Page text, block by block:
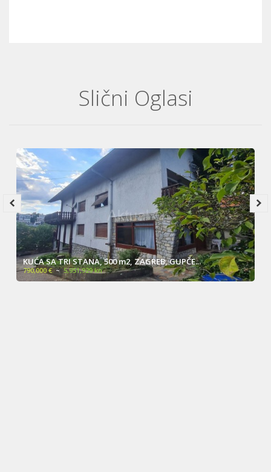
Slični Oglasi
KUĆA SA TRI STANA, 500 m2, ZAGREB, GUPČE...
790,000 € ~ 5,951,929 kn